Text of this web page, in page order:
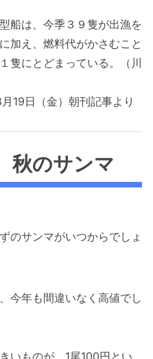
船は、今季３９隻が出漁を
加え、燃料代がかさむこと
隻にとどまっている。（川
19日（金）朝刊記事より
のサンマ
のサンマがいつからでしょ
今年も間違いなく高値でし